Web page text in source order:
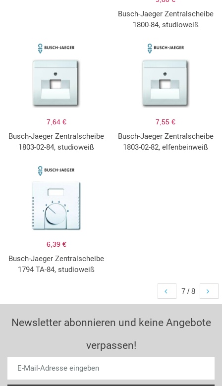
Busch-Jaeger Zentralscheibe
1800-84, studioweiß
7,64 €
Busch-Jaeger Zentralscheibe
1803-02-84, studioweiß
7,55 €
Busch-Jaeger Zentralscheibe
1803-02-82, elfenbeinweiß
6,39 €
Busch-Jaeger Zentralscheibe
1794 TA-84, studioweiß
7 / 8
Newsletter abonnieren und keine Angebote
verpassen!